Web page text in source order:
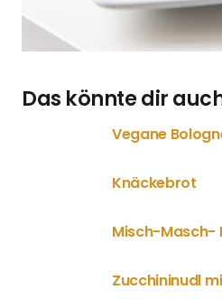
Das könnte dir
Vegane
Knäckebrot
Misch-Masch-
Zucchininudl